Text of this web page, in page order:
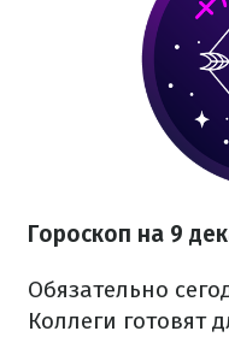
Гороскоп на 9
Обязательно
Коллеги готовят